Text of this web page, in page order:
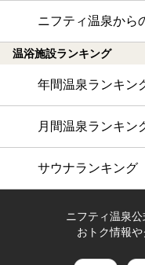
ニフティ温泉から
温浴施設ランキング
年間温泉ランキン
月間温泉ランキン
サウナランキング
ニフティ温泉
おトク情報